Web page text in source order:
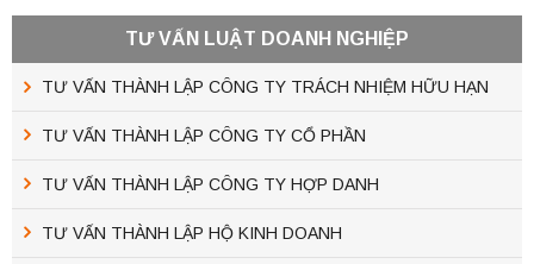
TƯ VẤN LUẬT DOANH NGHIỆP
TƯ VẤN THÀNH LẬP CÔNG TY TRÁCH NHIỆM HỮU HẠN
TƯ VẤN THÀNH LẬP CÔNG TY CỔ PHẦN
TƯ VẤN THÀNH LẬP CÔNG TY HỢP DANH
TƯ VẤN THÀNH LẬP HỘ KINH DOANH